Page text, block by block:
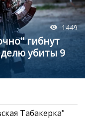
1449
гибнут
убиты 9
Табакерка"